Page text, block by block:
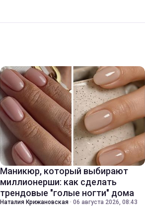
Маникюр, который выбирают
миллионерши: как сделать
трендовые "голые ногти" дома
Наталия Крижановская · 06 августа 2026, 08:43